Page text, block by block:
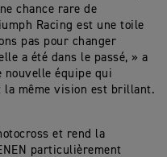
chance rare de
Racing est une toile
pas pour changer
a été dans le passé, » a
nouvelle équipe qui
la même vision est brillant.
et rend la
particulièrement